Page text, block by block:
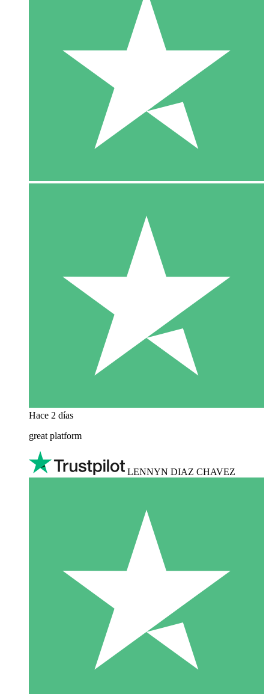
Hace 2 días
great platform
LENNYN DIAZ CHAVEZ